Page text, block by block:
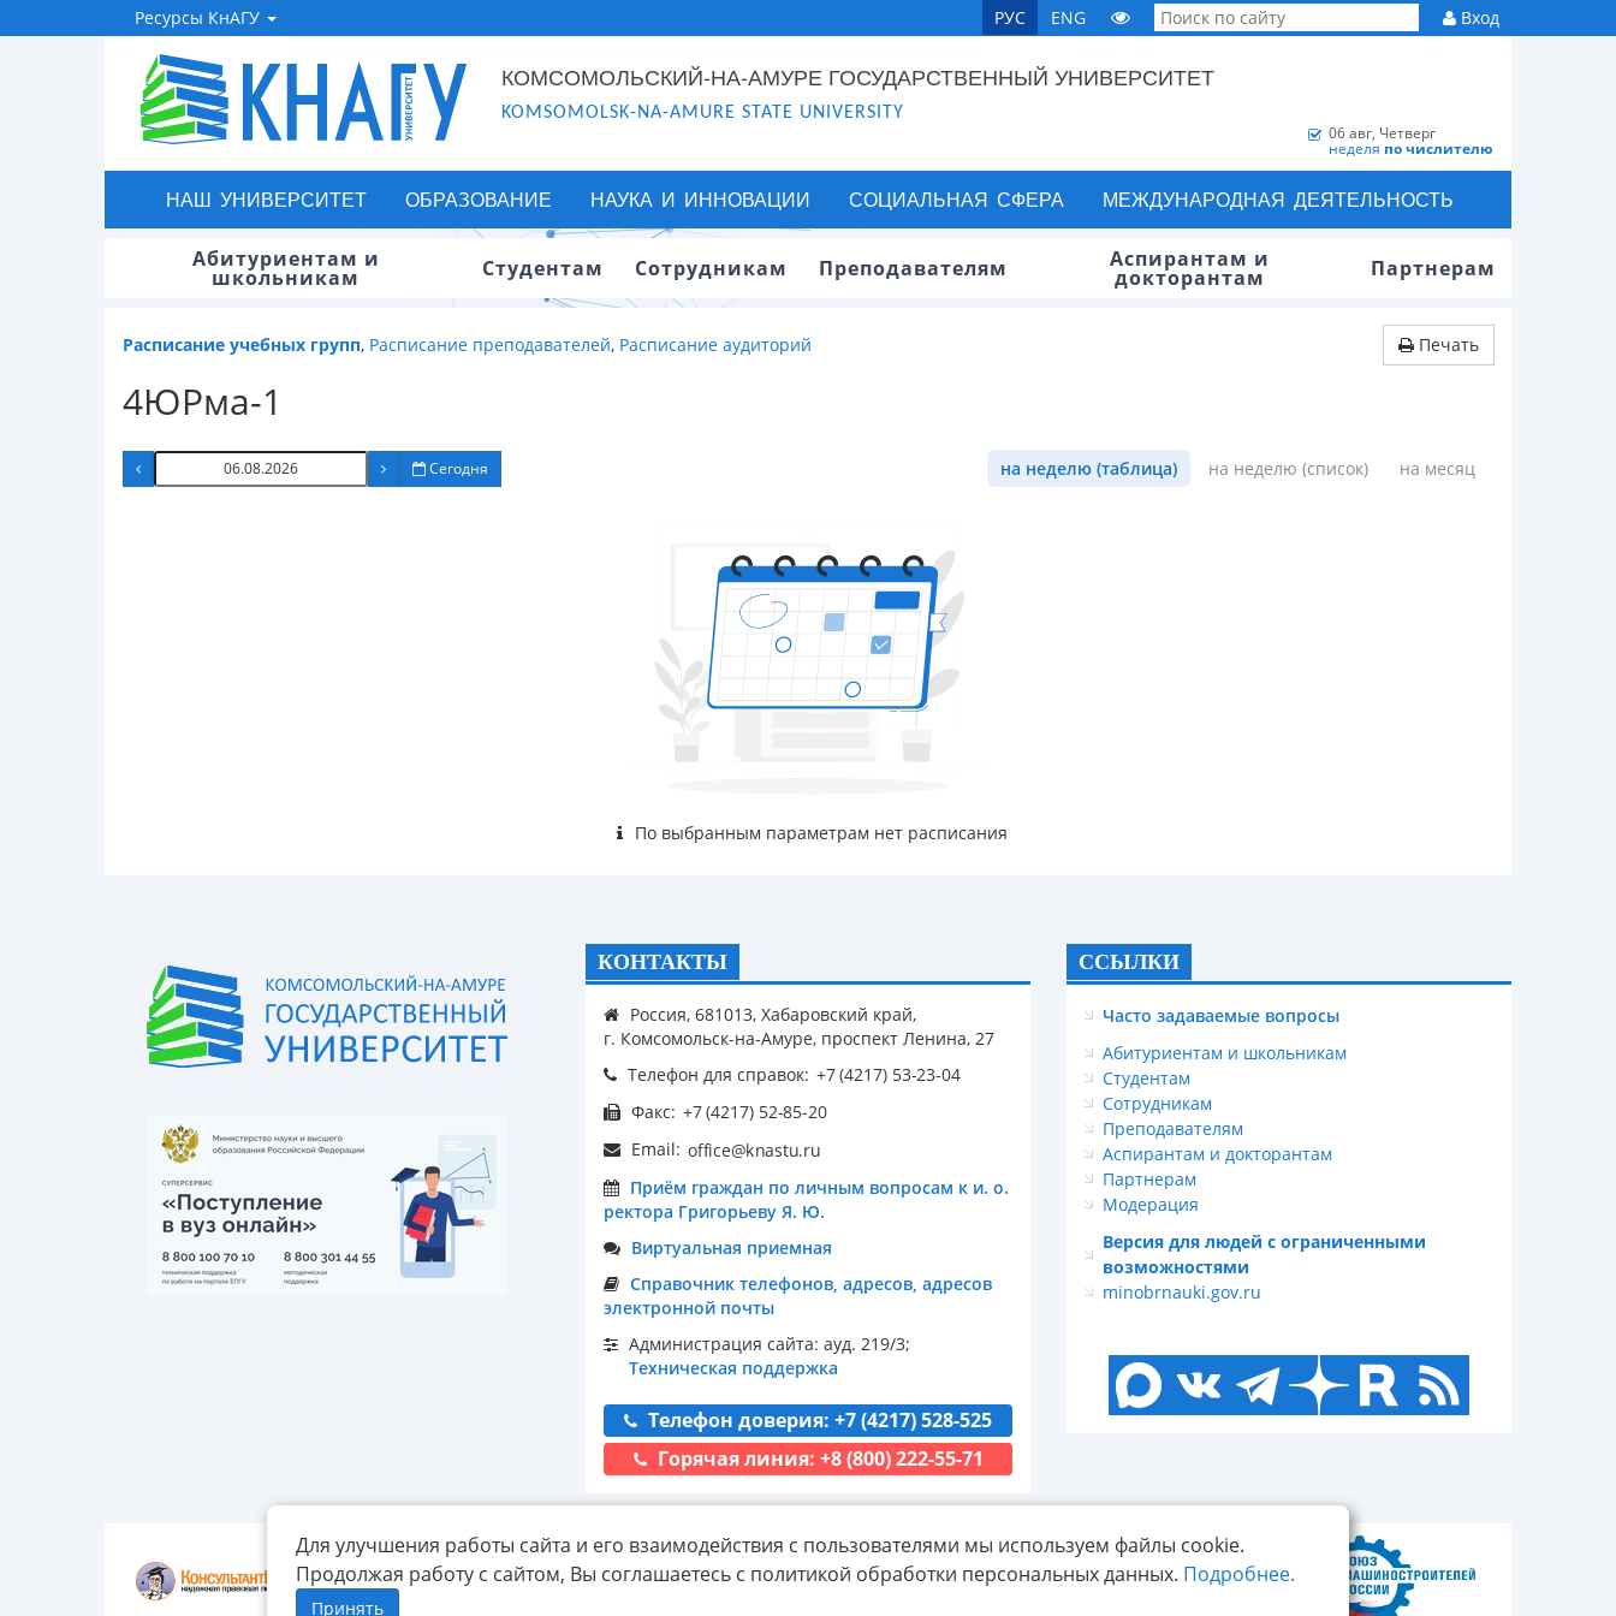
Ресурсы КнАГУ РУС ENG Вход
КОМСОМОЛЬСКИЙ-НА-АМУРЕ ГОСУДАРСТВЕННЫЙ УНИВЕРСИТЕТ
KOMSOMOLSK-NA-AMURE STATE UNIVERSITY
06 авг, Четверг
неделя по числителю
НАШ УНИВЕРСИТЕТ ОБРАЗОВАНИЕ НАУКА И ИННОВАЦИИ СОЦИАЛЬНАЯ СФЕРА МЕЖДУНАРОДНАЯ ДЕЯТЕЛЬНОСТЬ
Абитуриентам и
школьникам Студентам Сотрудникам Преподавателям Аспирантам и
докторантам Партнерам
Расписание учебных групп, Расписание преподавателей, Расписание аудиторий Печать
4ЮРма-1
Сегодня на неделю (таблица) на неделю (список) на месяц
По выбранным параметрам нет расписания
Для улучшения работы сайта и его взаимодействия с пользователями мы используем файлы cookie.
Продолжая работу с сайтом, Вы соглашаетесь с политикой обработки персональных данных. Подробнее.
Принять
КОНТАКТЫ
Россия, 681013, Хабаровский край,
г. Комсомольск-на-Амуре, проспект Ленина, 27
Телефон для справок:
Факс:
Email:
Приём граждан по личным вопросам к и. о.
ректора Григорьеву Я. Ю.
Виртуальная приемная
Справочник телефонов, адресов, адресов
электронной почты
Администрация сайта: ауд. 219/3;
Техническая поддержка
Телефон доверия: +7 (4217) 528-525
Горячая линия: +8 (800) 222-55-71
ССЫЛКИ
Часто задаваемые вопросы
Абитуриентам и школьникам
Студентам
Сотрудникам
Преподавателям
Аспирантам и докторантам
Партнерам
Модерация
Версия для людей с ограниченными
возможностями
minobrnauki.gov.ru